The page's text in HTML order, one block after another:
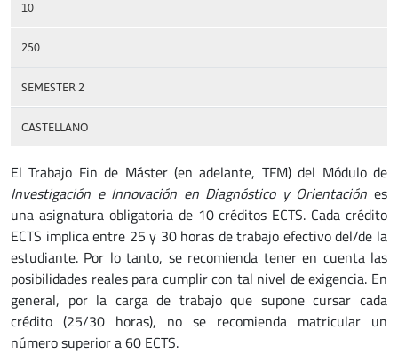
10
250
SEMESTER 2
CASTELLANO
El Trabajo Fin de Máster (en adelante, TFM) del Módulo de
Investigación e Innovación en Diagnóstico y Orientación es
una asignatura obligatoria de 10 créditos ECTS. Cada crédito
ECTS implica entre 25 y 30 horas de trabajo efectivo del/de la
estudiante. Por lo tanto, se recomienda tener en cuenta las
posibilidades reales para cumplir con tal nivel de exigencia. En
general, por la carga de trabajo que supone cursar cada
crédito (25/30 horas), no se recomienda matricular un
número superior a 60 ECTS.